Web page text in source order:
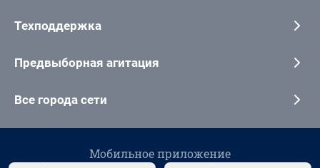
Техподдержка
Предвыборная агитация
Все города сети
Мобильное приложение